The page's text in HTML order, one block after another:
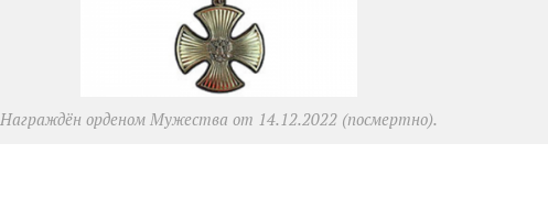
Награждён орденом Мужества от 14.12.2022 (посмертно).